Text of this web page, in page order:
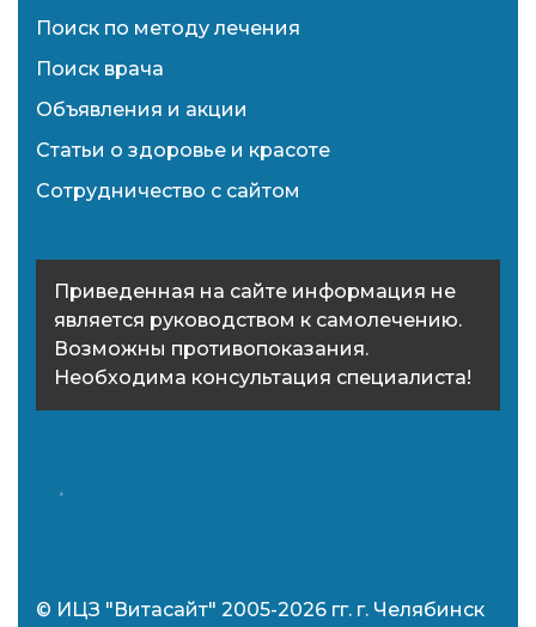
Поиск по методу лечения
Поиск врача
Объявления и акции
Статьи о здоровье и красоте
Сотрудничество с сайтом
Приведенная на сайте информация не
является руководством к самолечению.
Возможны противопоказания.
Необходима консультация специалиста!
© ИЦЗ "Витасайт" 2005-2026 гг. г. Челябинск